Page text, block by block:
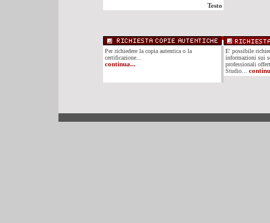
Testo
Per richiedere la copia autentica o la
certificazione...
continua...
E' possibile
informazioni sui
professionali
Studio...